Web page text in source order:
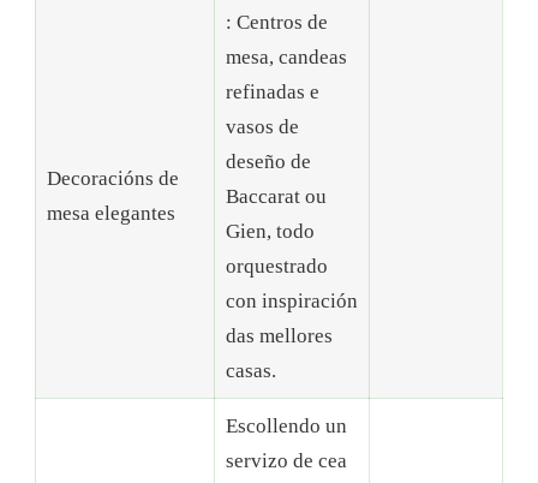
Decoracións de
mesa elegantes
: Centros de
mesa, candeas
refinadas e
vasos de
deseño de
Baccarat ou
Gien, todo
orquestrado
con inspiración
das mellores
casas.
Escollendo un
servizo de cea